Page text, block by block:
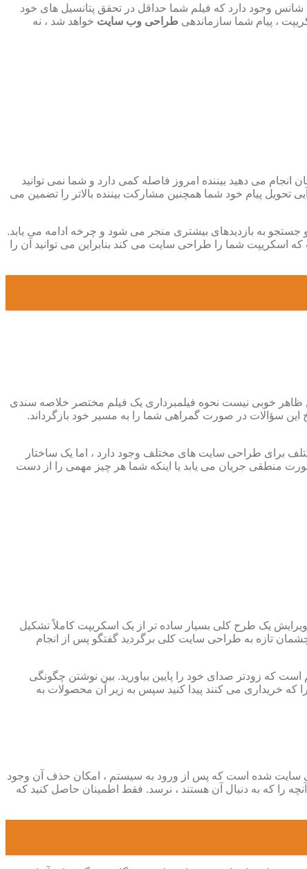
شانس وجود دارد که فیلم شما حداقل در تحقق پتانسیل های خود
، پیام شما سازماندهی طراحی وب سایت خواهد شد ، نه
انجام می دهید بیننده امروز فاصله کمی دارد و شما نمی توانید
پیام خود شما همچنین مشارکت بیننده بالاتر را تضمین می
جستجو به بازدیدهای بیشتری منجر می شود و چرخه ادامه می یابد.
شما را طراحی سایت می کند بنابراین می توانید آن را
ظاهر خوبی نیست نحوه فیلمبرداری یک فیلم مختصر خلاصه سندی
سؤالات در صورت گمراهی شما را به مسیر خود بازگرداند.
برای طراحی سایت های مختلف وجود دارد ، اما یک ساختار
منطقی جریان می یابد یا اینکه شما هر چیز مهمی را از دست
ویرایش یک طرح کلی بسیار ساده تر از یک اسکریپت کاملاً تشکیل
چشمان تازه به طراحی سایت کلی برگردید گفتگو پس از انجام
که زودتر صدای خود را پایین بیاورید. بین نوشتن چگونگی
خریداری می کنند پیدا کنید سپس به زیر آن محصولات به
سایت شده است که پس از ورود به سیستم ، امکان حذف آن وجود
را که به دنبال آن هستند ، نرسد. فقط اطمینان حاصل کنید که